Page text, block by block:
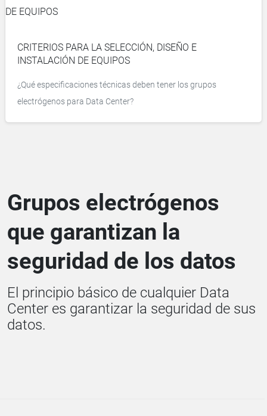
CRITERIOS PARA LA SELECCIÓN, DISEÑO E
INSTALACIÓN DE EQUIPOS
¿Qué especificaciones técnicas deben tener los grupos
electrógenos para Data Center?
Grupos electrógenos
que garantizan la
seguridad de los datos
El principio básico de cualquier Data
Center es garantizar la seguridad de sus
datos.